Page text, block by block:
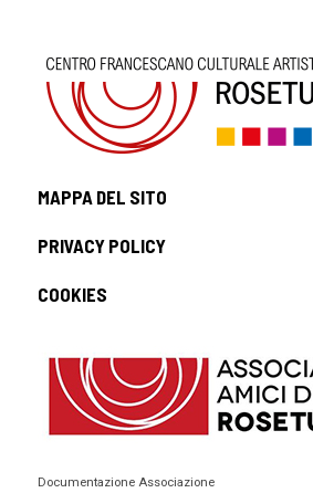
MAPPA DEL SITO
PRIVACY POLICY
COOKIES
Documentazione Associazione